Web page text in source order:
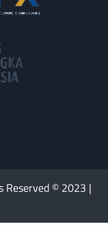
Reserved © 2023 |